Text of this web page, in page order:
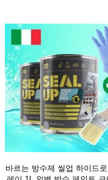
바르는 방수제 씰업 하이드